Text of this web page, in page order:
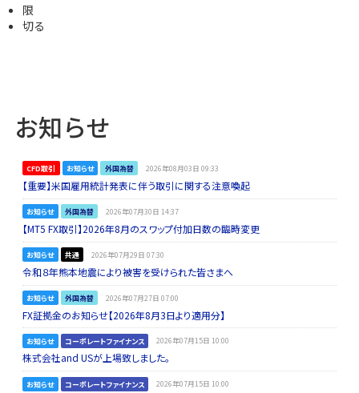
限
切る
お知らせ
CFD取引 お知らせ 外国為替 2026年08月03日 09:33
【重要】米国雇用統計発表に伴う取引に関する注意喚起
お知らせ 外国為替 2026年07月30日 14:37
【MT5 FX取引】2026年8月のスワップ付加日数の臨時変更
お知らせ 共通 2026年07月29日 07:30
令和８年熊本地震により被害を受けられた皆さまへ
お知らせ 外国為替 2026年07月27日 07:00
FX証拠金のお知らせ【2026年8月3日より適用分】
お知らせ コーポレートファイナンス 2026年07月15日 10:00
株式会社and USが上場致しました。
お知らせ コーポレートファイナンス 2026年07月15日 10:00